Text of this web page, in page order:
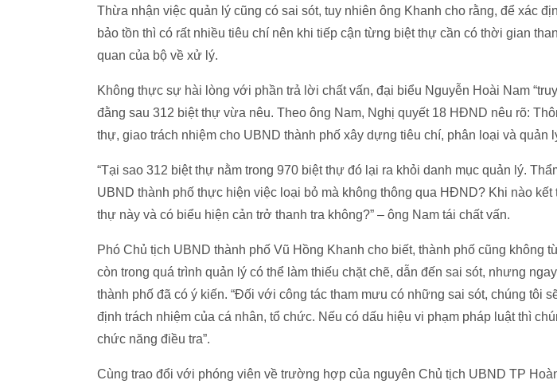
Thừa nhận việc quản lý cũng có sai sót, tuy nhiên ông Khanh cho rằng, để xác
bảo tồn thì có rất nhiều tiêu chí nên khi tiếp cận từng biệt thự cần có thời gian
quan của bộ về xử lý.
Không thực sự hài lòng với phần trả lời chất vấn, đại biểu Nguyễn Hoài Nam
đằng sau 312 biệt thự vừa nêu. Theo ông Nam, Nghị quyết 18 HĐND nêu rõ:
thự, giao trách nhiệm cho UBND thành phố xây dựng tiêu chí, phân loại và quản
“Tại sao 312 biệt thự nằm trong 970 biệt thự đó lại ra khỏi danh mục quản lý.
UBND thành phố thực hiện việc loại bỏ mà không thông qua HĐND? Khi nào kết
thự này và có biểu hiện cản trở thanh tra không?” – ông Nam tái chất vấn.
Phó Chủ tịch UBND thành phố Vũ Hồng Khanh cho biết, thành phố cũng không
còn trong quá trình quản lý có thể làm thiếu chặt chẽ, dẫn đến sai sót, nhưng
thành phố đã có ý kiến. “Đối với công tác tham mưu có những sai sót, chúng tôi
định trách nhiệm của cá nhân, tổ chức. Nếu có dấu hiệu vi phạm pháp luật thì
chức năng điều tra”.
Cùng trao đổi với phóng viên về trường hợp của nguyên Chủ tịch UBND TP